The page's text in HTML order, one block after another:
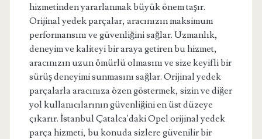
hizmetinden yararlanmak büyük önem taşır.
Orijinal yedek parçalar, aracınızın maksimum
performansını ve güvenliğini sağlar. Uzmanlık,
deneyim ve kaliteyi bir araya getiren bu hizmet,
aracınızın uzun ömürlü olmasını ve size keyifli bir
sürüş deneyimi sunmasını sağlar. Orijinal yedek
parçalarla aracınıza özen göstermek, sizin ve diğer
yol kullanıcılarının güvenliğini en üst düzeye
çıkarır. İstanbul Çatalca'daki Opel orijinal yedek
parça hizmeti, bu konuda sizlere güvenilir bir